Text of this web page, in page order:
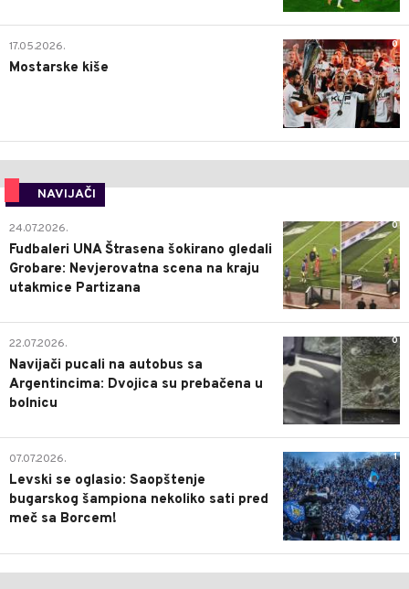
0
17.05.2026.
Mostarske kiše
NAVIJAČI
0
24.07.2026.
Fudbaleri UNA Štrasena šokirano gledali
Grobare: Nevjerovatna scena na kraju
utakmice Partizana
0
22.07.2026.
Navijači pucali na autobus sa
Argentincima: Dvojica su prebačena u
bolnicu
1
07.07.2026.
Levski se oglasio: Saopštenje
bugarskog šampiona nekoliko sati pred
meč sa Borcem!